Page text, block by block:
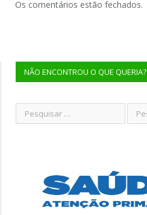
Os comentários estão fechados.
NÃO ENCONTROU O QUE QUERIA?